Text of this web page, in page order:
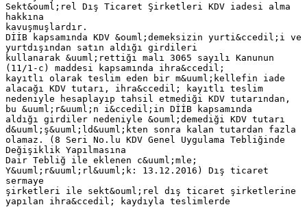
Sekt&ouml;rel Dış Ticaret Şirketleri KDV iadesi alma
hakkına
kavuşmuşlardır.
DİİB kapsamında KDV &ouml;demeksizin yurti&ccedil;i ve
yurtdışından satın aldığı girdileri
kullanarak &uuml;rettiği malı 3065 sayılı Kanunun
(11/1-c) maddesi kapsamında ihra&ccedil;
kayıtlı olarak teslim eden bir m&uuml;kellefin iade
alacağı KDV tutarı, ihra&ccedil; kayıtlı teslim
nedeniyle hesaplayıp tahsil etmediği KDV tutarından,
bu &uuml;r&uuml;n i&ccedil;in DİİB kapsamında
aldığı girdiler nedeniyle &ouml;demediği KDV tutarı
d&uuml;ş&uuml;ld&uuml;kten sonra kalan tutardan fazla
olamaz. (8 Seri No.lu KDV Genel Uygulama Tebliğinde
Değişiklik Yapılmasına
Dair Tebliğ ile eklenen c&uuml;mle;
Y&uuml;r&uuml;rl&uuml;k: 13.12.2016) Dış ticaret
sermaye
şirketleri ile sekt&ouml;rel dış ticaret şirketlerine
yapılan ihra&ccedil; kaydıyla teslimlerde